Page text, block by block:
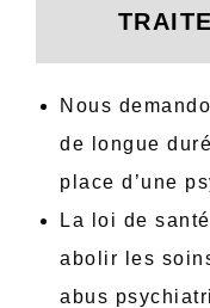
Nous
de longue
place d’une
La loi de
abolir les
abus